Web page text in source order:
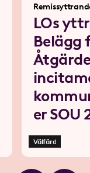
LOs
Belägg
er SOU
Välfärd